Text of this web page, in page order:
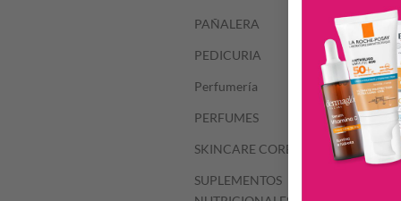
PAÑALERA
PEDICURIA
Perfumería
PERFUMES
SKINCARE COREANO
SUPLEMENTOS